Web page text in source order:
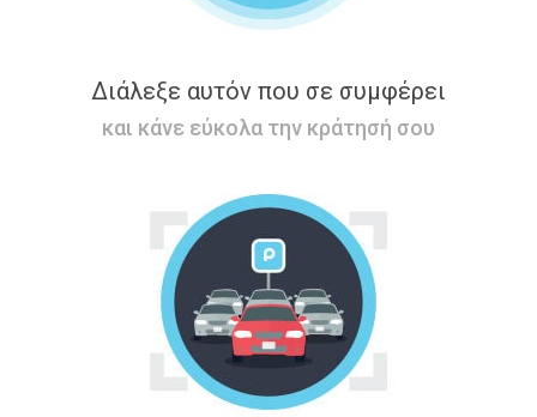
Διάλεξε αυτόν που σε συμφέρει
και κάνε εύκολα την κράτησή σου